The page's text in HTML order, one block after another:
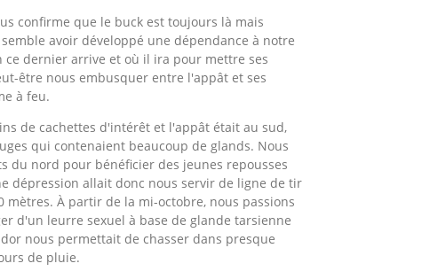
confirme que le buck est toujours là mais
avoir développé une dépendance à notre
dernier arrive et où il ira pour mettre ses
être nous embusquer entre l'appât et ses
à feu.
de cachettes d'intérêt et l'appât était au sud,
qui contenaient beaucoup de glands. Nous
du nord pour bénéficier des jeunes repousses
dépression allait donc nous servir de ligne de tir
À partir de la mi-octobre, nous passions
d'un leurre sexuel à base de glande tarsienne
nous permettait de chasser dans presque
de pluie.